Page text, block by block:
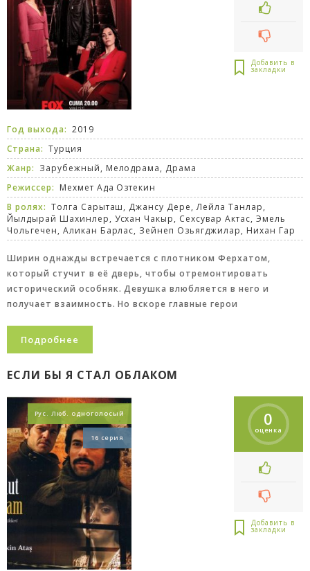
Год выхода: 2019
Страна: Турция
Жанр: Зарубежный, Мелодрама, Драма
Режиссер: Мехмет Ада Озтекин
В ролях: Толга Сарыташ, Джансу Дере, Лейла Танлар,
Йылдырай Шахинлер, Усхан Чакыр, Сехсувар Актас, Эмель
Чольгечен, Аликан Барлас, Зейнеп Озьягджилар, Нихан Гар
Ширин однажды встречается с плотником Ферхатом,
который стучит в её дверь, чтобы отремонтировать
исторический особняк. Девушка влюбляется в него и
получает взаимность. Но вскоре главные герои
Подробнее
ЕСЛИ БЫ Я СТАЛ ОБЛАКОМ
Рус. Люб. одноголосый
16 серия
0
оценка